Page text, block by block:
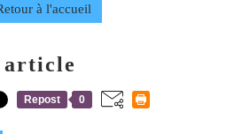
à l'accueil
article
Repost 0